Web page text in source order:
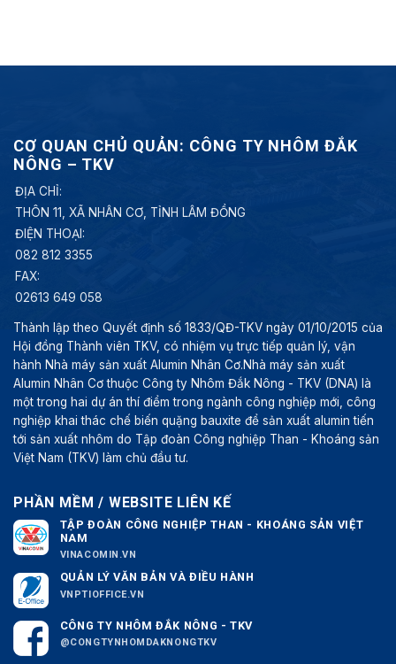
CƠ QUAN CHỦ QUẢN: CÔNG TY NHÔM ĐẮK
NÔNG – TKV
ĐỊA CHỈ:
THÔN 11, XÃ NHÂN CƠ, TỈNH LÂM ĐỒNG
ĐIỆN THOẠI:
082 812 3355
FAX:
02613 649 058
Thành lập theo Quyết định số 1833/QĐ-TKV ngày 01/10/2015 của
Hội đồng Thành viên TKV, có nhiệm vụ trực tiếp quản lý, vận
hành Nhà máy sản xuất Alumin Nhân Cơ.Nhà máy sản xuất
Alumin Nhân Cơ thuộc Công ty Nhôm Đắk Nông - TKV (DNA) là
một trong hai dự án thí điểm trong ngành công nghiệp mới, công
nghiệp khai thác chế biến quặng bauxite để sản xuất alumin tiến
tới sản xuất nhôm do Tập đoàn Công nghiệp Than - Khoáng sản
Việt Nam (TKV) làm chủ đầu tư.
PHẦN MỀM / WEBSITE LIÊN KẾ
TẬP ĐOÀN CÔNG NGHIỆP THAN - KHOÁNG SẢN VIỆT
NAM
VINACOMIN.VN
QUẢN LÝ VĂN BẢN VÀ ĐIỀU HÀNH
VNPTIOFFICE.VN
CÔNG TY NHÔM ĐẮK NÔNG - TKV
@CONGTYNHOMDAKNONGTKV